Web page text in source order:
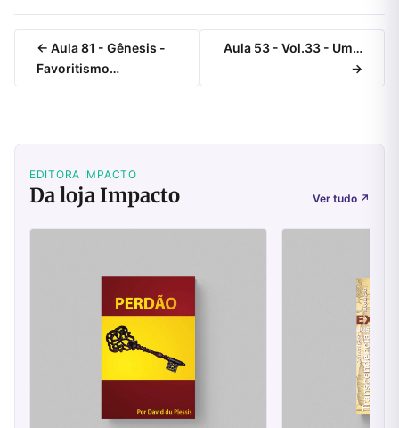
← Aula 81 - Gênesis -
Favoritismo…
Aula 53 - Vol.33 - Um…
→
EDITORA IMPACTO
Da loja Impacto Ver tudo ↗